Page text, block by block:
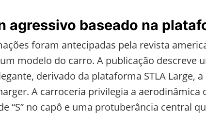
agressivo baseado na
foram antecipadas pela revista
modelo do carro. A publicação descreve
derivado da plataforma STLA Large,
A carroceria privilegia a
“S” no capô e uma protuberância central